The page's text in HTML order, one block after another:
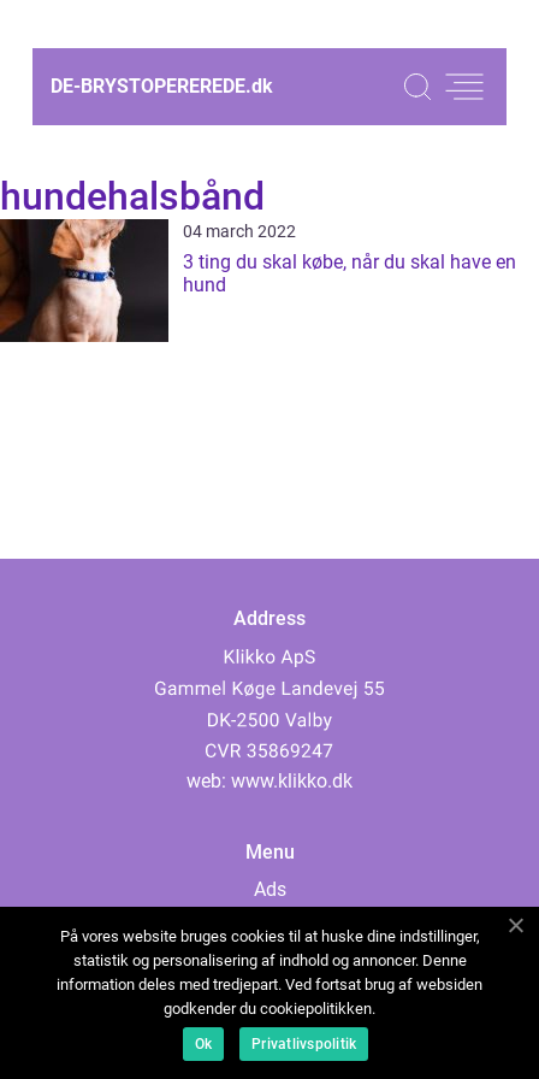
DE-BRYSTOPEREREDE.dk
hundehalsbånd
04 march 2022
3 ting du skal købe, når du skal have en
hund
Address
web: www.klikko.dk
Menu
Ads
Cookies
Contact
Sitemap
På vores website bruges cookies til at huske dine indstillinger,
statistik og personalisering af indhold og annoncer. Denne
information deles med tredjepart. Ved fortsat brug af websiden
godkender du cookiepolitikken.
Ok Privatlivspolitik